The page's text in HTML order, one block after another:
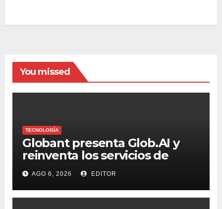
You missed
TECNOLOGÍA
Globant presenta Glob.AI y
reinventa los servicios de
tecnología para la era de la IA
AGO 6, 2026 EDITOR